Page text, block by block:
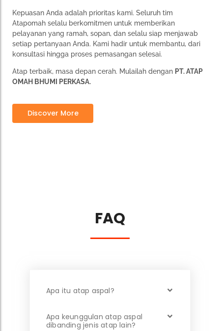
Kepuasan Anda adalah prioritas kami. Seluruh tim
Atapomah selalu berkomitmen untuk memberikan
pelayanan yang ramah, sopan, dan selalu siap menjawab
setiap pertanyaan Anda. Kami hadir untuk membantu, dari
konsultasi hingga proses pemasangan selesai.
Atap terbaik, masa depan cerah. Mulailah dengan PT. ATAP
OMAH BHUMI PERKASA.
Discover More
FAQ
Apa itu atap aspal?
Apa keunggulan atap aspal
dibanding jenis atap lain?